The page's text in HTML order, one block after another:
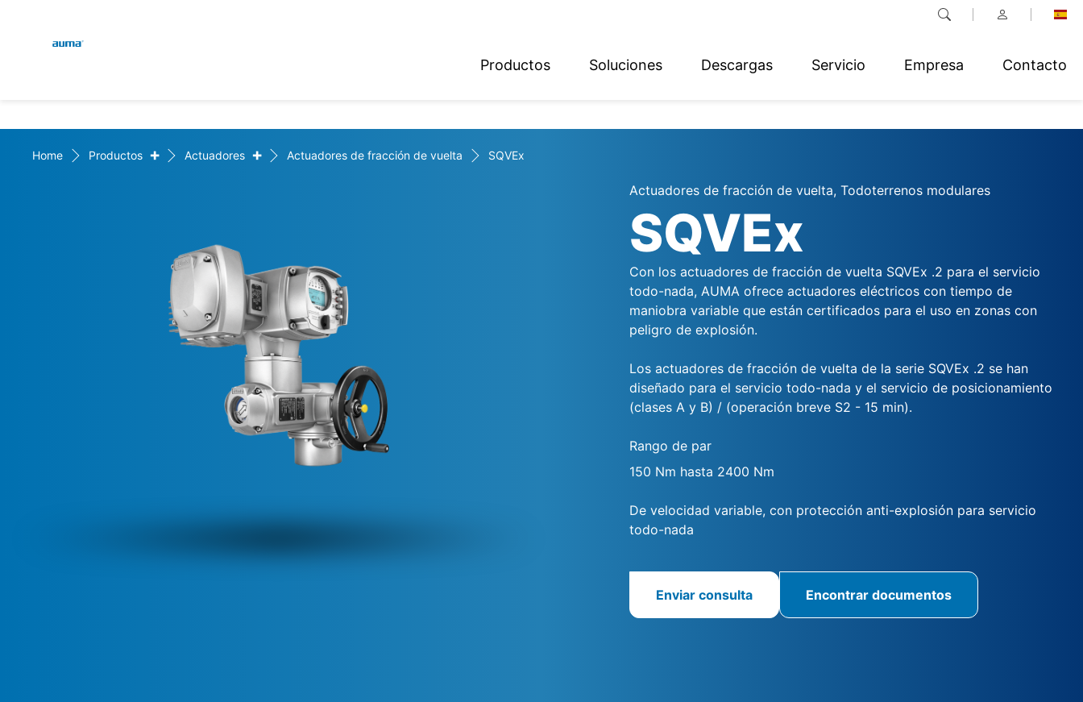
Productos Soluciones Descargas Servicio Empresa Contacto
Europa
Norteamérica
Deutsch
Home Productos + Actuadores + Actuadores de fracción de vuelta SQVEx
Actuadores de fracción de vuelta, Todoterrenos modulares
SQVEx
Con los actuadores de fracción de vuelta SQVEx .2 para el servicio
todo-nada, AUMA ofrece actuadores eléctricos con tiempo de
maniobra variable que están certificados para el uso en zonas con
peligro de explosión.
Los actuadores de fracción de vuelta de la serie SQVEx .2 se han
diseñado para el servicio todo-nada y el servicio de posicionamiento
(clases A y B) / (operación breve S2 - 15 min).
Rango de par
150 Nm hasta 2400 Nm
De velocidad variable, con protección anti-explosión para servicio
todo-nada
Enviar consulta Encontrar documentos